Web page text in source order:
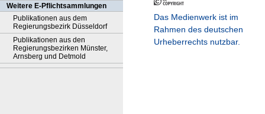
Weitere E-Pflichtsammlungen
Publikationen aus dem
Regierungsbezirk Düsseldorf
Publikationen aus den
Regierungsbezirken Münster,
Arnsberg und Detmold
Das Medienwerk ist im
Rahmen des deutschen
Urheberrechts nutzbar.